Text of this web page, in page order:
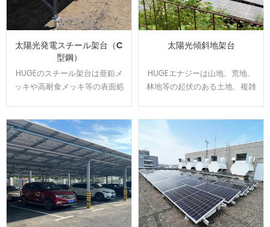
太陽光発電スチール架台（C
型鋼）
HUGEのスチール架台は亜鉛メ
ッキや高耐食メッキ等の表面処
量鉄骨構造で、スパンを最大化
し、基礎数を抑えたご提案が可
能です。他の材質に比べ値段が
安いです。
太陽光傾斜地架台
HUGEエナジーは山地、荒地、
林地等の起伏のある土地、複雑
100MW以上の実績経験あり、開
発した回転金具はいろいろな土
地傾斜問題を解決できます。